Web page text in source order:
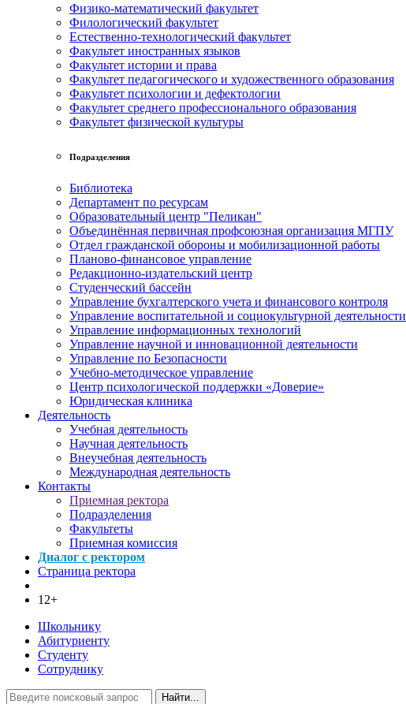
Физико-математический факультет
Филологический факультет
Естественно-технологический факультет
Факультет иностранных языков
Факультет истории и права
Факультет педагогического и художественного образования
Факультет психологии и дефектологии
Факультет среднего профессионального образования
Факультет физической культуры
Подразделения
Библиотека
Департамент по ресурсам
Образовательный центр "Пеликан"
Объединённая первичная профсоюзная организация МГПУ
Отдел гражданской обороны и мобилизационной работы
Планово-финансовое управление
Редакционно-издательский центр
Студенческий бассейн
Управление бухгалтерского учета и финансового контроля
Управление воспитательной и социокультурной деятельности
Управление информационных технологий
Управление научной и инновационной деятельности
Управление по Безопасности
Учебно-методическое управление
Центр психологической поддержки «Доверие»
Юридическая клиника
Деятельность
Учебная деятельность
Научная деятельность
Внеучебная деятельность
Международная деятельность
Контакты
Приемная ректора
Подразделения
Факультеты
Приемная комиссия
Диалог с ректором
Страница ректора
12+
Школьнику
Абитуриенту
Студенту
Сотруднику
Найти...